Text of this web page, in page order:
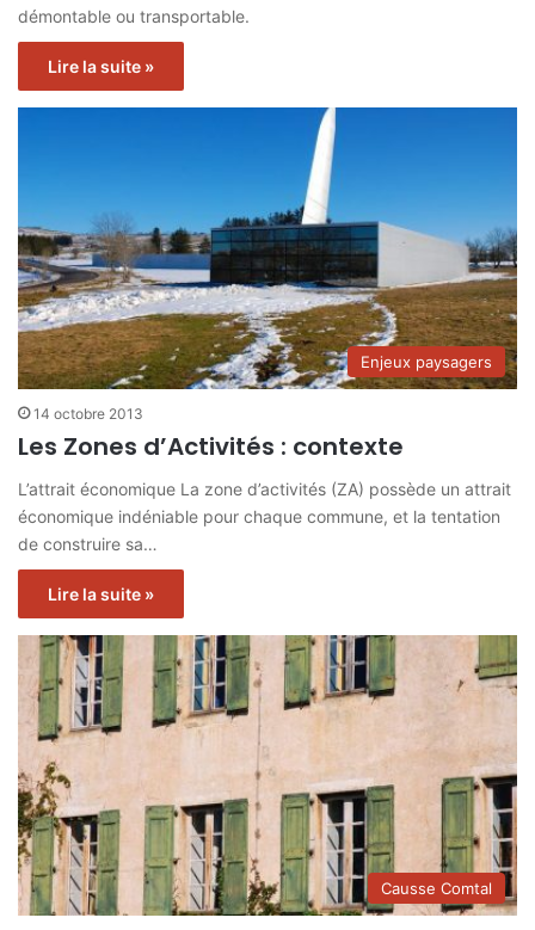
démontable ou transportable.
Lire la suite »
Enjeux paysagers
14 octobre 2013
Les Zones d’Activités : contexte
L’attrait économique La zone d’activités (ZA) possède un attrait
économique indéniable pour chaque commune, et la tentation
de construire sa…
Lire la suite »
Causse Comtal